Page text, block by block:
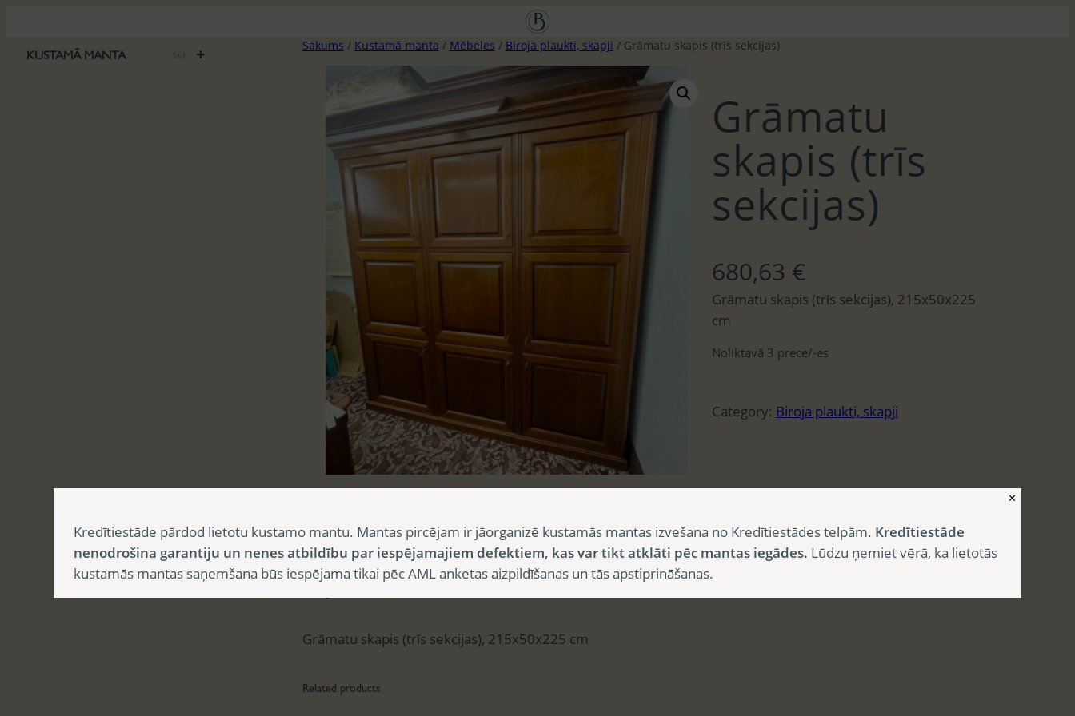
saturu
+
KUSTAMĀ MANTA
Sākums / Kustamā manta / Mēbeles / Biroja plaukti, skapji / Grāmatu skapis (trīs sekcijas)
Grāmatu
skapis (trīs
sekcijas)
680,63 €
Grāmatu skapis (trīs sekcijas), 215x50x225
cm
Noliktavā 3 prece/-es
Category: Biroja plaukti, skapji
Apraksts
Grāmatu skapis (trīs sekcijas), 215x50x225 cm
Related products
✕
Kredītiestāde pārdod lietotu kustamo mantu. Mantas pircējam ir jāorganizē kustamās mantas izvešana no Kredītiestādes telpām. Kredītiestāde
nenodrošina garantiju un nenes atbildību par iespējamajiem defektiem, kas var tikt atklāti pēc mantas iegādes. Lūdzu ņemiet vērā, ka lietotās
kustamās mantas saņemšana būs iespējama tikai pēc AML anketas aizpildīšanas un tās apstiprināšanas.